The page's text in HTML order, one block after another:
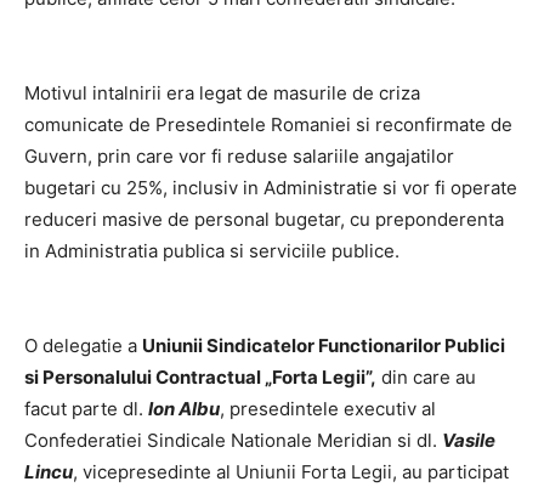
Motivul intalnirii era legat de masurile de criza
comunicate de Presedintele Romaniei si reconfirmate de
Guvern, prin care vor fi reduse salariile angajatilor
bugetari cu 25%, inclusiv in Administratie si vor fi operate
reduceri masive de personal bugetar, cu preponderenta
in Administratia publica si serviciile publice.
O delegatie a Uniunii Sindicatelor Functionarilor Publici
si Personalului Contractual „Forta Legii”, din care au
facut parte dl. Ion Albu, presedintele executiv al
Confederatiei Sindicale Nationale Meridian si dl. Vasile
Lincu, vicepresedinte al Uniunii Forta Legii, au participat